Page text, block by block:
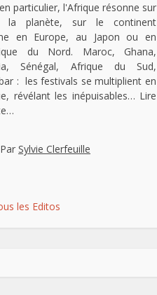
particulier, l'Afrique résonne sur
la planète, sur le continent
en Europe, au Japon ou en
du Nord. Maroc, Ghana,
Sénégal, Afrique du Sud,
: les festivals se multiplient en
révélant les inépuisables… Lire
Par Sylvie Clerfeuille
les Editos